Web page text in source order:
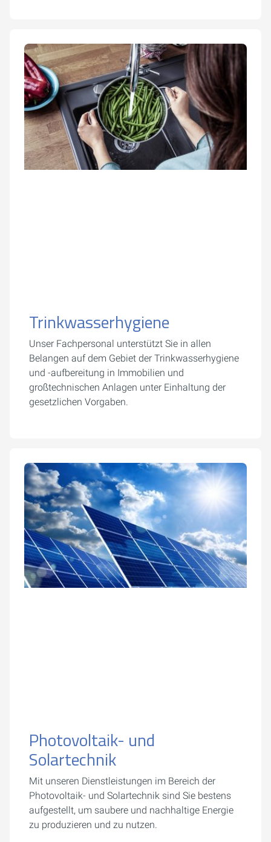
Trinkwasserhygiene
Unser Fachpersonal unterstützt Sie in allen
Belangen auf dem Gebiet der Trinkwasserhygiene
und -aufbereitung in Immobilien und
großtechnischen Anlagen unter Einhaltung der
gesetzlichen Vorgaben.
Photovoltaik- und
Solartechnik
Mit unseren Dienstleistungen im Bereich der
Photovoltaik- und Solartechnik sind Sie bestens
aufgestellt, um saubere und nachhaltige Energie
zu produzieren und zu nutzen.